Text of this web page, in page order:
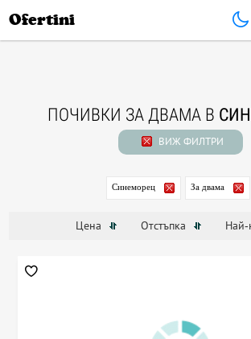
Ofertini
ПОЧИВКИ ЗА ДВАМА В
ВИЖ ФИЛТРИ
Синеморец За двама
Цена Отстъпка Най-